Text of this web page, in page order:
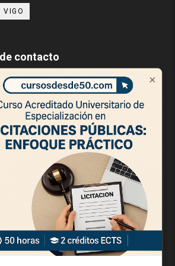
×
VIGO
contacto
*
Protegido